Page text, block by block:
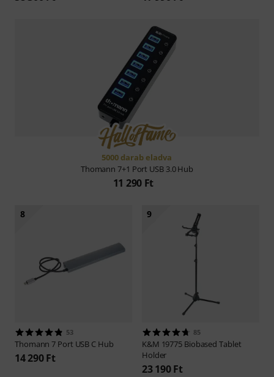
5000 darab eladva
Thomann7+1 Port USB 3.0 Hub
11 290 Ft
8
53
Thomann7 Port USB C Hub
14 290 Ft
9
85
K&M 19775 Biobased Tablet
Holder
23 190 Ft